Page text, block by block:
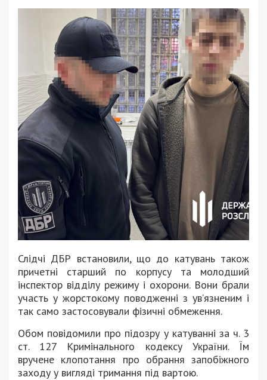
Слідчі ДБР встановили, що до катувань також
причетні старший по корпусу та молодший
інспектор відділу режиму і охорони. Вони брали
участь у жорстокому поводженні з ув’язненим і
так само застосовували фізичні обмеження.
Обом повідомили про підозру у катуванні за ч. 3
ст. 127 Кримінального кодексу України. Їм
вручене клопотання про обрання запобіжного
заходу у вигляді тримання під вартою.